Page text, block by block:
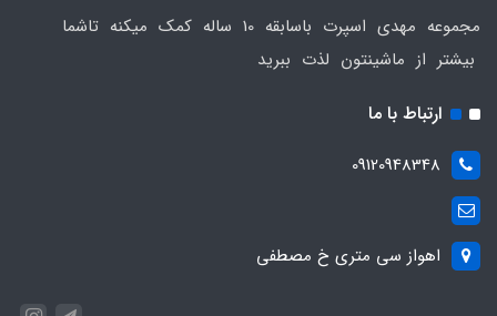
مجموعه مهدی اسپرت باسابقه 10 ساله کمک میکنه تاشما
بیشتر از ماشینتون لذت ببرید
ارتباط با ما
09120948348
اهواز سی متری خ مصطفی